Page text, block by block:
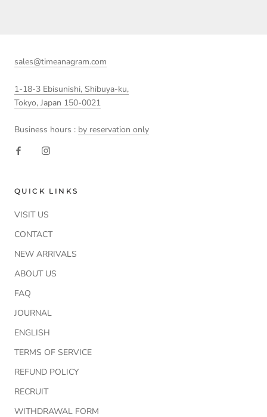
sales@timeanagram.com
1-18-3 Ebisunishi, Shibuya-ku,
Tokyo, Japan 150-0021
Business hours : by reservation only
QUICK LINKS
VISIT US
CONTACT
NEW ARRIVALS
ABOUT US
FAQ
JOURNAL
ENGLISH
TERMS OF SERVICE
REFUND POLICY
RECRUIT
WITHDRAWAL FORM